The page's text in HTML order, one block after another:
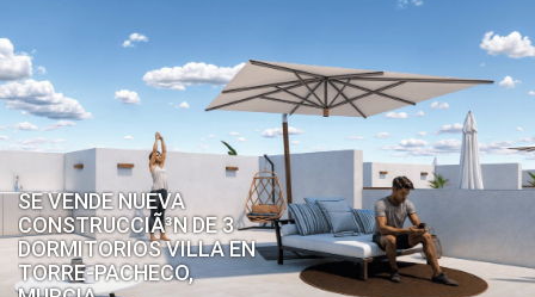
SE VENDE NUEVA
CONSTRUCCIÃ³N DE 3
DORMITORIOS VILLA EN
TORRE-PACHECO,